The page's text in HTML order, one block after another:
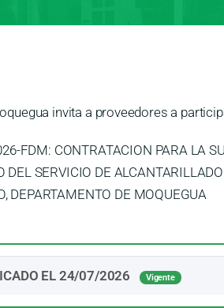
invita a proveedores a
FDM: CONTRATACION PARA LA
SERVICIO DE
DEPARTAMENTO DE MOQUEGUA
EL 24/07/2026 Vigente